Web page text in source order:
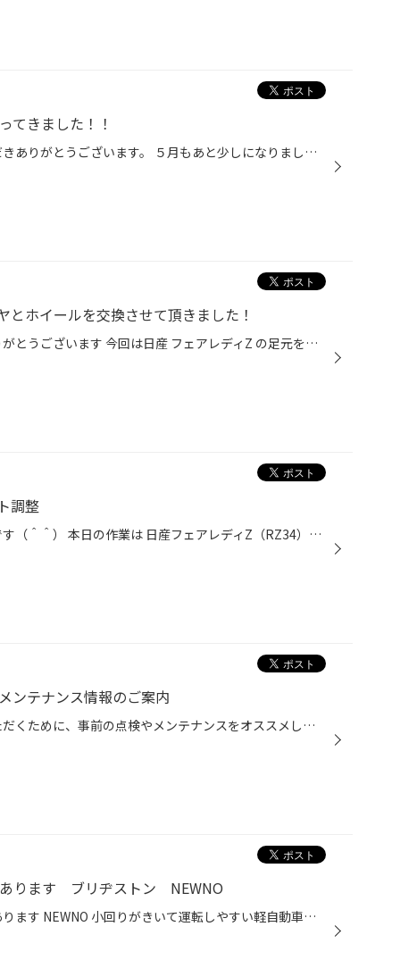
てきました！！
タイヤ館太子ＨＰをご覧いただきありがとうございます。 ５月もあと少しになりましたね。 暖かいと言いますか暑い日が多くなってきましたね。 晴れた日ですと車内がかなり暑いですよね。 車のエアコンも定期的にメンテナンスが必要ですよ！！ タイヤ館太子ではエアコンのメンテナンス商品を準備して...
ホイールを交換させて頂きました！
タイヤ館太子店をご覧頂きありがとうございます 今回は日産 フェアレディZ の足元をドレスアップさせて 頂きました！ この角度から見えるタイヤとホイールがたまらないですね！ ホイールはRAYS VOLK RACING TE37 SAGA S-puls もちろんタイヤは POTENZA S007A! プレミアムハイパフォーマンスカーには...
調整
こんにちは！タイヤ館太子店です（＾＾） 本日の作業は 日産フェアレディZ（RZ34）のアライメント作業です。 アライメント調整は、タイヤの寿命を延ばすだけではなく、安全性、燃費、 乗り心地といった様々な面でメリットがあり、タイヤの性能を最大限に引き出せます。 『タイヤ館 太子店 の セール...
ンテナンス情報のご案内
雨の日でも安全にお出かけいただくために、事前の点検やメンテナンスをオススメしたい 3つのカーメンテナンスポイントをお伝えいたします。 【梅雨前メンテナンスポイント3選！】 ■ワイパー ワイパーが劣化すると、雨の日の視界が悪くなります。 梅雨に入ると雨の日が長くつづくこともしばしば。 年...
ります ブリヂストン NEWNO
軽自動車におすすめ夏タイヤあります NEWNO 小回りがきいて運転しやすい軽自動車は、他の車種に比べて燃費がよく、維持費も安いことが大きな特徴です。このため、車にかかるコストを抑えたい方に選ばれています。 その半面、普通車に比べてタイヤの径が小さいので同じ距離を走っても回転数が多くな...